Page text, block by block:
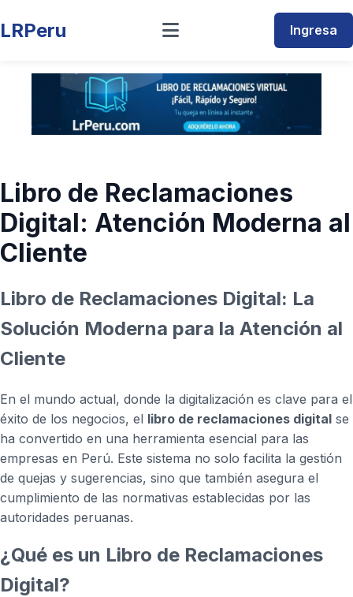
LRPeru Ingresa
Libro de Reclamaciones
Digital: Atención Moderna al
Cliente
Libro de Reclamaciones Digital: La
Solución Moderna para la Atención al
Cliente
En el mundo actual, donde la digitalización es clave para el
éxito de los negocios, el libro de reclamaciones digital se
ha convertido en una herramienta esencial para las
empresas en Perú. Este sistema no solo facilita la gestión
de quejas y sugerencias, sino que también asegura el
cumplimiento de las normativas establecidas por las
autoridades peruanas.
¿Qué es un Libro de Reclamaciones
Digital?